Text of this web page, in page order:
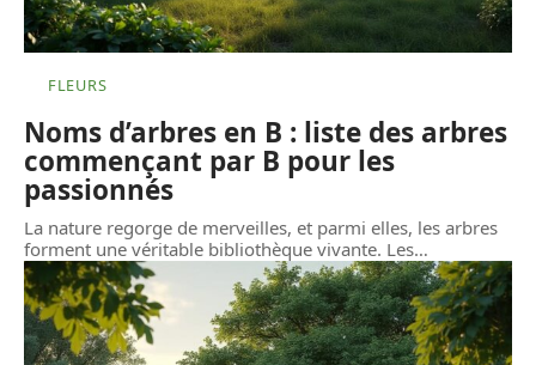
FLEURS
Noms d’arbres en B : liste des arbres
commençant par B pour les
passionnés
La nature regorge de merveilles, et parmi elles, les arbres
forment une véritable bibliothèque vivante. Les…